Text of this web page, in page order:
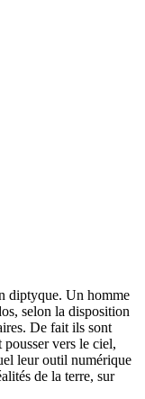
diptyque. Un homme
selon la disposition
De fait ils sont
vers le ciel,
leur outil numérique
de la terre, sur